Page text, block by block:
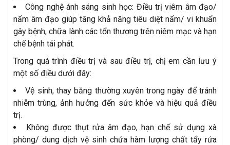
Công nghệ ánh sáng sinh học: Điều trị viêm âm đạo/
nấm âm đạo giúp tăng khả năng tiêu diệt nấm/ vi khuẩn
gây bệnh, chữa lành các tổn thương trên niêm mạc và hạn
chế bệnh tái phát.
Trong quá trình điều trị và sau điều trị, chị em cần lưu ý
một số điều dưới đây:
Vệ sinh, thay băng thường xuyên trong ngày để tránh
nhiễm trùng, ảnh hưởng đến sức khỏe và hiệu quả điều
trị.
Không được thụt rửa âm đạo, hạn chế sử dụng xà
phòng/ dung dịch vệ sinh chứa hàm lượng chất tẩy rửa